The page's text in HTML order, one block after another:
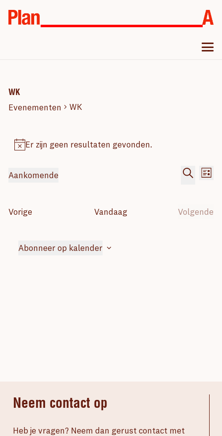
WK
Evenementen WK
Evenementen
Bericht
Er zijn geen resultaten gevonden.
en
Lijst
Aankomende
datum.
Vorige Vandaag
Volgende
Abonneer op kalender
Neem contact op
Heb je vragen? Neem dan gerust contact met